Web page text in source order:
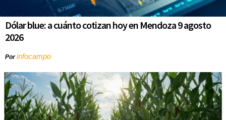
Dólar blue: a cuánto cotizan hoy en Mendoza 9 agosto
2026
Porinfocampo